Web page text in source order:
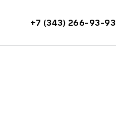
+7 (343) 266-93-93